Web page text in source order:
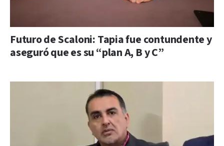
Futuro de Scaloni: Tapia fue contundente y
aseguró que es su “plan A, B y C”